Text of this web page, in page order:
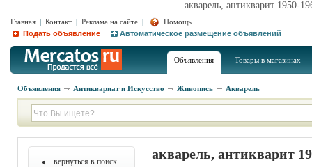
акварель, антикварит 1950-
Главная | Контакт | Реклама на сайте |
Помощь
Подать объявление
Автоматическое размещение объявлений
Объявления Товары в магазинах
Объявления Антиквариат и Искусство Живопись Акварель
вернуться в поиск акварель, антикварит